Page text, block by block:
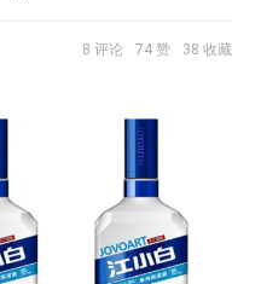
8 评论 74 赞 38 收藏